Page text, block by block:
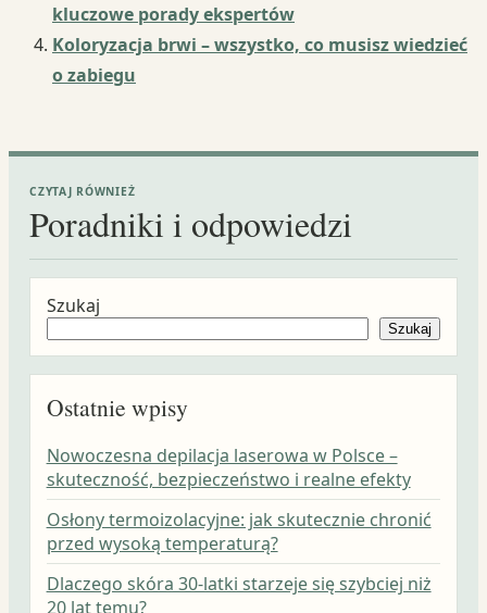
kluczowe porady ekspertów
Koloryzacja brwi – wszystko, co musisz wiedzieć
o zabiegu
CZYTAJ RÓWNIEŻ
Poradniki i odpowiedzi
Szukaj
Szukaj
Ostatnie wpisy
Nowoczesna depilacja laserowa w Polsce –
skuteczność, bezpieczeństwo i realne efekty
Osłony termoizolacyjne: jak skutecznie chronić
przed wysoką temperaturą?
Dlaczego skóra 30-latki starzeje się szybciej niż
20 lat temu?